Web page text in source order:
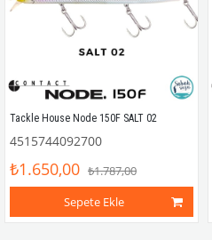
Tackle House Node 150F SALT 02
4515744092700
₺1.650,00 ₺1.787,00
Sepete Ekle